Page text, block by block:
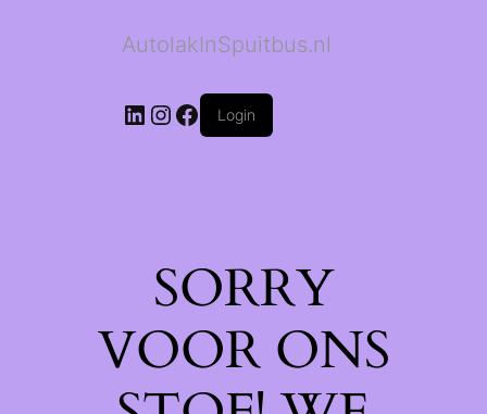
AutolakInSpuitbus.nl
LinkedIn
Instagram
Facebook
Login
SORRY
VOOR ONS